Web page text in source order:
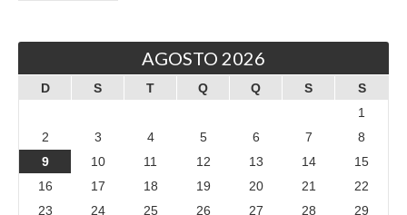
AGOSTO 2026
D S T Q Q S
S
1
2
3 4 5 6 7
8
9
10 11 12 13 14
15
16
17 18 19 20 21
22
23
24 25 26 27 28
29